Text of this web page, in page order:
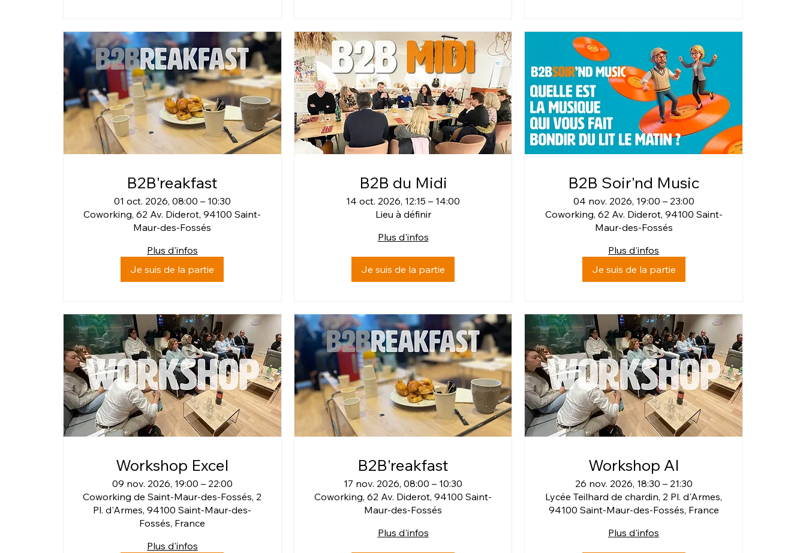
B2B'reakfast
01 oct. 2026, 08:00 – 10:30
Coworking, 62 Av. Diderot, 94100 Saint-
Maur-des-Fossés
Plus d'infos
Je suis de la partie
B2B du Midi
14 oct. 2026, 12:15 – 14:00
Lieu à définir
Plus d'infos
Je suis de la partie
B2B Soir'nd Music
04 nov. 2026, 19:00 – 23:00
Coworking, 62 Av. Diderot, 94100 Saint-
Maur-des-Fossés
Plus d'infos
Je suis de la partie
Workshop Excel
09 nov. 2026, 19:00 – 22:00
Coworking de Saint-Maur-des-Fossés, 2
Pl. d'Armes, 94100 Saint-Maur-des-
Fossés, France
Plus d'infos
B2B'reakfast
17 nov. 2026, 08:00 – 10:30
Coworking, 62 Av. Diderot, 94100 Saint-
Maur-des-Fossés
Plus d'infos
Workshop AI
26 nov. 2026, 18:30 – 21:30
Lycée Teilhard de chardin, 2 Pl. d'Armes,
94100 Saint-Maur-des-Fossés, France
Plus d'infos